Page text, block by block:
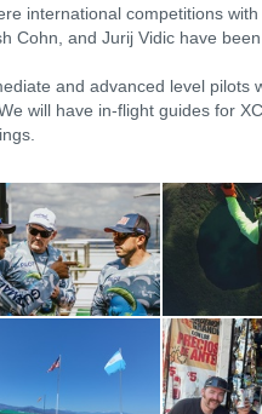
international competitions
Cohn, and Jurij Vidic have
and advanced level pilots
will have in-flight guides for